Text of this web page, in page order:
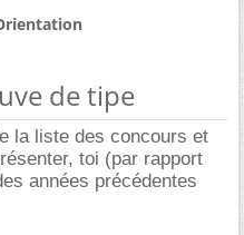
de tipe
la liste des concours et
toi (par rapport
années précédentes